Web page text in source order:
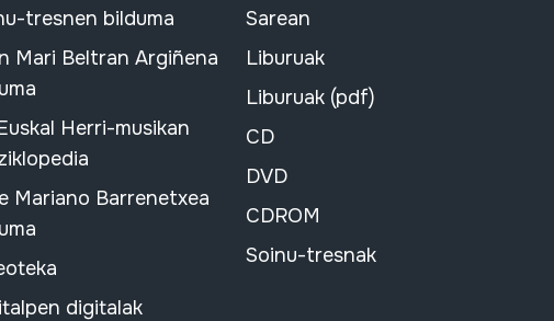
tresnen bilduma
Mari Beltran Argiñena
Herri-musikan
Mariano Barrenetxea
digitalak
Sarean
Liburuak
Liburuak (pdf)
CD
DVD
CDROM
Soinu-tresnak